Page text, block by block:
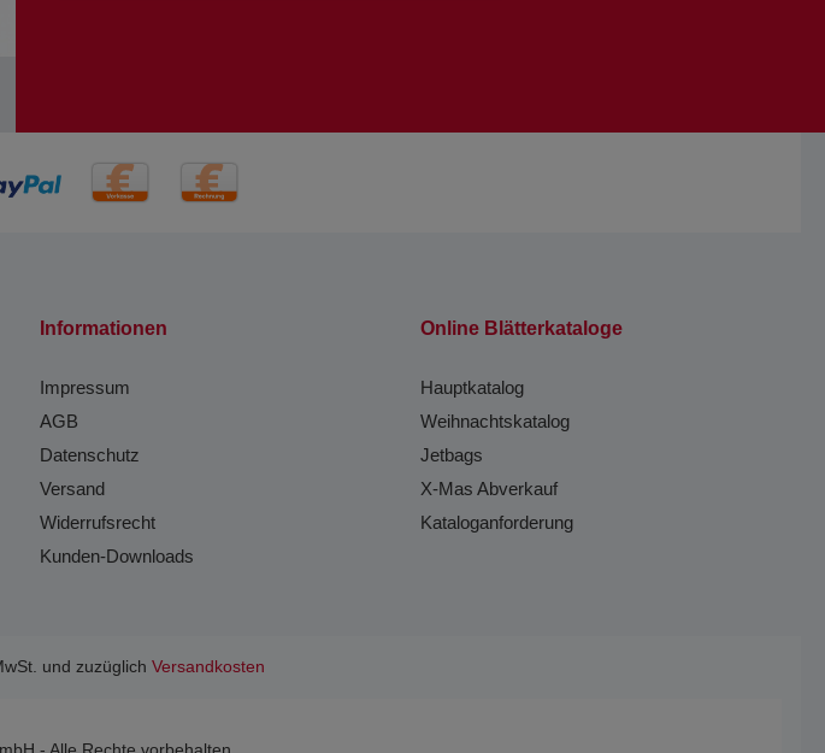
Informationen
Impressum
AGB
Datenschutz
Versand
Widerrufsrecht
Kunden-Downloads
Online Blätterkataloge
Hauptkatalog
Weihnachtskatalog
Jetbags
X-Mas Abverkauf
Kataloganforderung
und zuzüglich Versandkosten